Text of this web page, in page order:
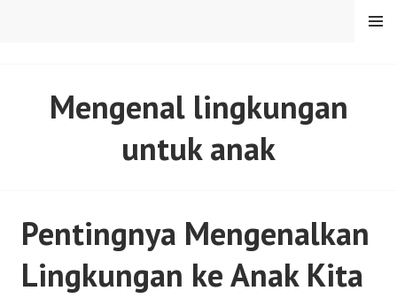
MENU
Mengenal lingkungan
untuk anak
Pentingnya Mengenalkan
Lingkungan ke Anak Kita